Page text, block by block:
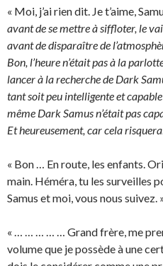
« Moi, j’ai rien dit. Je t’aime,
avant de se mettre à siffloter, le
avant de disparaître de
Bon, l’heure n’était pas à la
lancer à la recherche de Dark
tant soit peu intelligente et
même Dark Samus n’était pas
Et heureusement, car cela
« Bon … En route, les enfants.
main. Héméra, tu les surveilles
Samus et moi, vous nous suivez.
« … … … … … Grand frère, me
volume que je possède à une